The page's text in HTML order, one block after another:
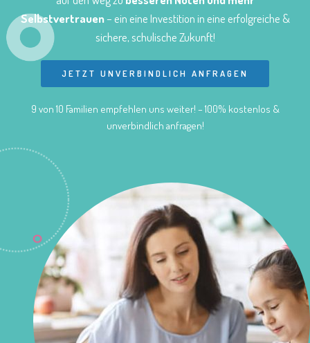
Selbstvertrauen– ein eine Investition in eine erfolgreiche &
sichere, schulische Zukunft!
JETZT UNVERBINDLICH ANFRAGEN
9 von 10 Familien empfehlen uns weiter! – 100% kostenlos &
unverbindlich anfragen!